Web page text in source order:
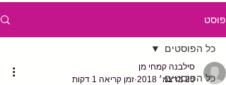
פוסט
כל הפוסטים
כל הפוסטים
סילבנה קמחי מן
20 בדצמ׳ 2018
זמן קריאה 1 דקות